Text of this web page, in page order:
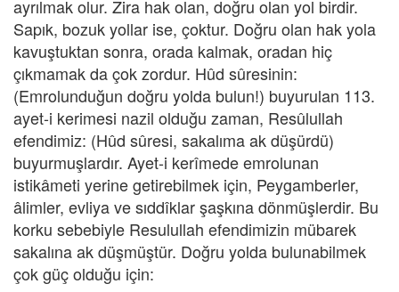
ayrılmak olur. Zira hak olan, doğru olan yol birdir.
Sapık, bozuk yollar ise, çoktur. Doğru olan hak yola
kavuştuktan sonra, orada kalmak, oradan hiç
çıkmamak da çok zordur. Hûd sûresinin:
(Emrolunduğun doğru yolda bulun!) buyurulan 113.
ayet-i kerimesi nazil olduğu zaman, Resûlullah
efendimiz: (Hûd sûresi, sakalıma ak düşürdü)
buyurmuşlardır. Ayet-i kerîmede emrolunan
istikâmeti yerine getirebilmek için, Peygamberler,
âlimler, evliya ve sıddîklar şaşkına dönmüşlerdir. Bu
korku sebebiyle Resulullah efendimizin mübarek
sakalına ak düşmüştür. Doğru yolda bulunabilmek
çok güç olduğu için: